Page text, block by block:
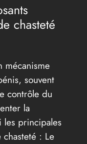
chasteté
mécanisme
souvent
contrôle du
la
les principales
chasteté : Le